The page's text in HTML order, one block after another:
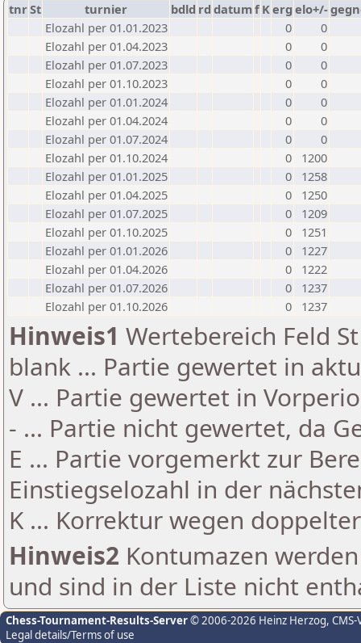
tnrSt turnier bdld rd datumf Kerg elo+/-
Elozahl per 01.01.2023
0
0
Elozahl per 01.04.2023
0
0
Elozahl per 01.07.2023
0
0
Elozahl per 01.10.2023
0
0
Elozahl per 01.01.2024
0
0
Elozahl per 01.04.2024
0
0
Elozahl per 01.07.2024
0
0
Elozahl per 01.10.2024
0
1200
Elozahl per 01.01.2025
0
1258
Elozahl per 01.04.2025
0
1250
Elozahl per 01.07.2025
0
1209
Elozahl per 01.10.2025
0
1251
Elozahl per 01.01.2026
0
1227
Elozahl per 01.04.2026
0
1222
Elozahl per 01.07.2026
0
1237
Elozahl per 01.10.2026
0 1237
Hinweis1 Wertebereich Feld
blank ... Partie gewertet in
V ... Partie gewertet in
- ... Partie nicht gewertet, da
E ... Partie vorgemerkt zur
Einstiegselozahl in der
K ... Korrektur wegen
Hinweis2 Kontumazen
und sind in der Liste nicht
Chess-Tournament-Results-Server© 2006-2026 Heinz Herzog,
Legal details/Terms of use